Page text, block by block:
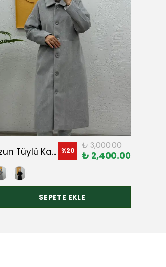
Uzun Tüylü Kaşe %20 ₺ 3,000.00
₺ 2,400.00
SEPETE EKLE